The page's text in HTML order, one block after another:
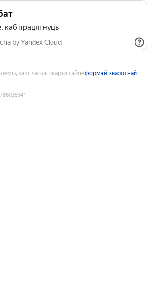
каб працягнуць
by Yandex Cloud
калі ласка, скарыстайцеформай зваротнай